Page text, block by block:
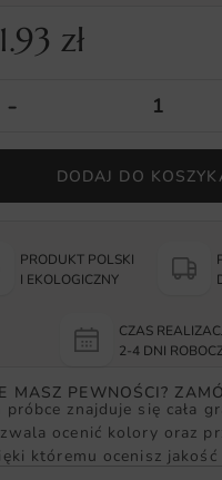
zł
DODAJ DO
PRODUKT POLSKI
I EKOLOGICZNY
CZAS
2-4 DNI
MASZ PEWNOŚCI?
próbce znajduje się cała
ocenić kolory oraz
któremu ocenisz jakość